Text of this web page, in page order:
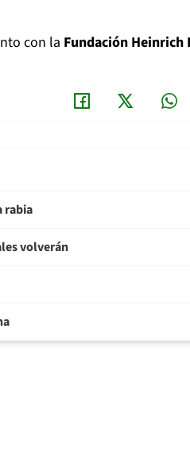
con la Fundación Heinrich
rabia
volverán